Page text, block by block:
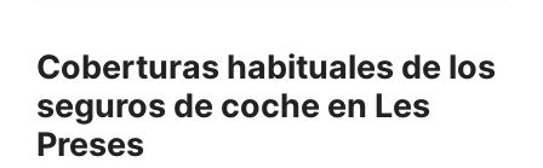
Coberturas habituales de los
seguros de coche en Les
Preses